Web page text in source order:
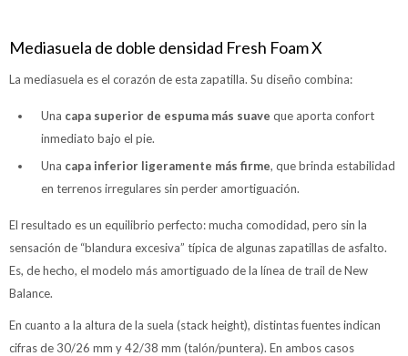
Mediasuela de doble densidad Fresh Foam X
La mediasuela es el corazón de esta zapatilla. Su diseño combina:
Una capa superior de espuma más suave que aporta confort
inmediato bajo el pie.
Una capa inferior ligeramente más firme, que brinda estabilidad
en terrenos irregulares sin perder amortiguación.
El resultado es un equilibrio perfecto: mucha comodidad, pero sin la
sensación de “blandura excesiva” típica de algunas zapatillas de asfalto.
Es, de hecho, el modelo más amortiguado de la línea de trail de New
Balance.
En cuanto a la altura de la suela (stack height), distintas fuentes indican
cifras de 30/26 mm y 42/38 mm (talón/puntera). En ambos casos